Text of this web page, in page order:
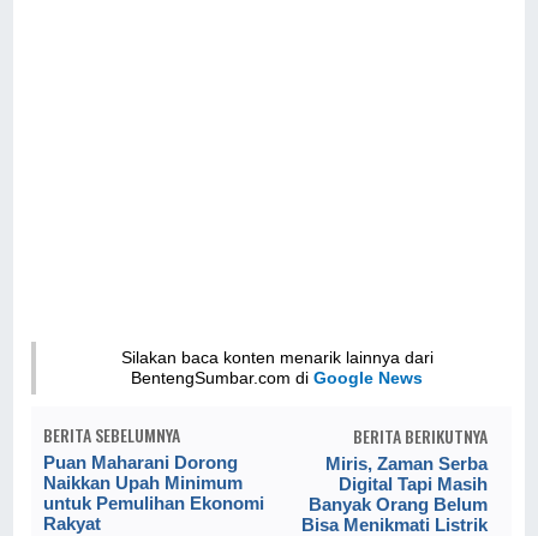
Silakan baca konten menarik lainnya dari
BentengSumbar.com diGoogle News
BERITA SEBELUMNYA
Puan Maharani Dorong
Naikkan Upah Minimum
untuk Pemulihan Ekonomi
Rakyat
BERITA BERIKUTNYA
Miris, Zaman Serba
Digital Tapi Masih
Banyak Orang Belum
Bisa Menikmati Listrik